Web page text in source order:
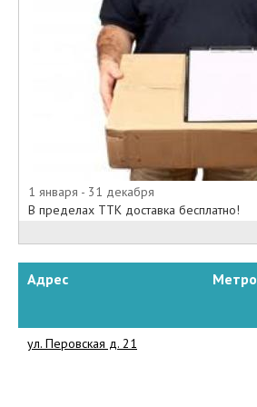
1 января - 31 декабря
В пределах ТТК доставка бесплатно!
Адрес Метро
ул. Перовская д. 21